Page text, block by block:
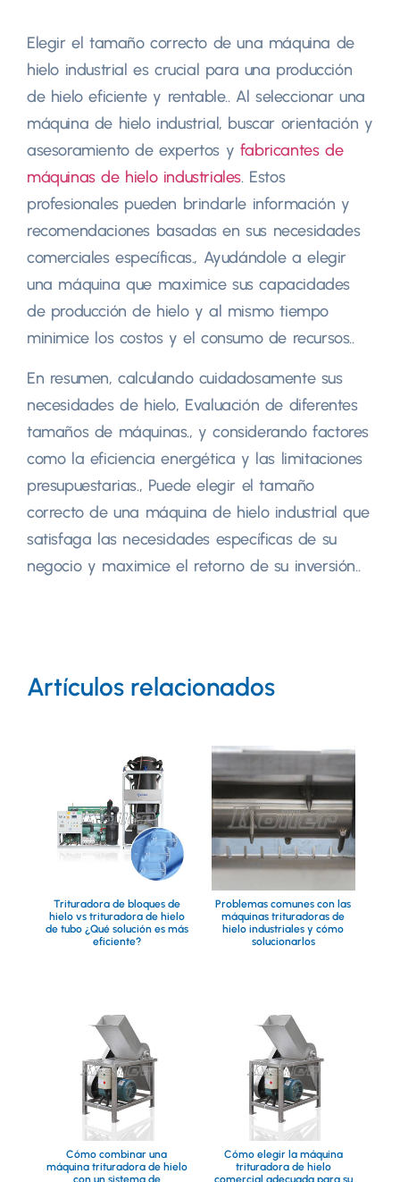
Elegir el tamaño correcto de una máquina de
hielo industrial es crucial para una producción
de hielo eficiente y rentable.. Al seleccionar una
máquina de hielo industrial, buscar orientación y
asesoramiento de expertos y fabricantes de
máquinas de hielo industriales. Estos
profesionales pueden brindarle información y
recomendaciones basadas en sus necesidades
comerciales específicas., Ayudándole a elegir
una máquina que maximice sus capacidades
de producción de hielo y al mismo tiempo
minimice los costos y el consumo de recursos..
En resumen, calculando cuidadosamente sus
necesidades de hielo, Evaluación de diferentes
tamaños de máquinas., y considerando factores
como la eficiencia energética y las limitaciones
presupuestarias., Puede elegir el tamaño
correcto de una máquina de hielo industrial que
satisfaga las necesidades específicas de su
negocio y maximice el retorno de su inversión..
Artículos relacionados
Trituradora de bloques de
hielo vs trituradora de hielo
de tubo ¿Qué solución es más
eficiente?
Problemas comunes con las
máquinas trituradoras de
hielo industriales y cómo
solucionarlos
Cómo combinar una
máquina trituradora de hielo
con un sistema de
Cómo elegir la máquina
trituradora de hielo
comercial adecuada para su